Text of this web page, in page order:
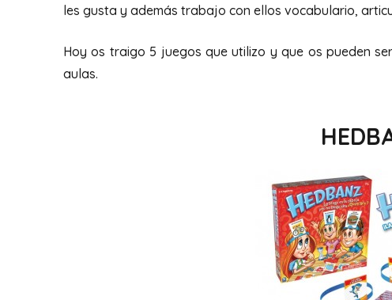
les gusta y además trabajo con ellos vocabulario,
Hoy os traigo 5 juegos que utilizo y que os pueden
aulas.